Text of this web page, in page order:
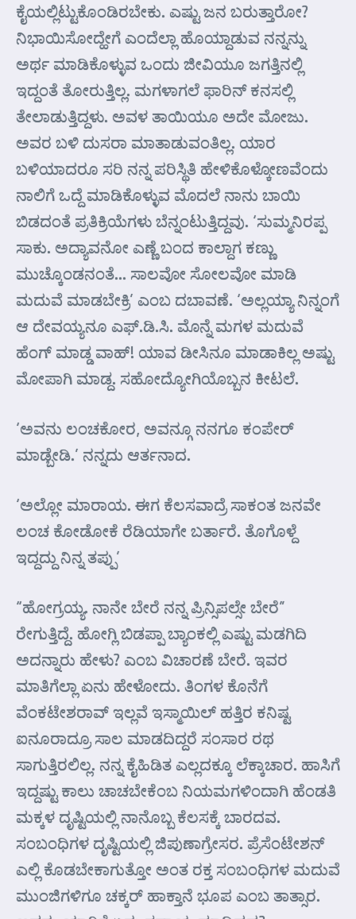
ಕೈಯಲ್ಲಿಟ್ಟುಕೊಂಡಿರಬೇಕು. ಎಷ್ಟು ಜನ ಬರುತ್ತಾರೋ?
ನಿಭಾಯಿಸೋದ್ಹೇಗೆ ಎಂದೆಲ್ಲಾ ಹೊಯ್ದಾಡುವ ನನ್ನನ್ನು
ಅರ್ಥ ಮಾಡಿಕೊಳ್ಳುವ ಒಂದು ಜೀವಿಯೂ ಜಗತ್ತಿನಲ್ಲಿ
ಇದ್ದಂತೆ ತೋರುತ್ತಿಲ್ಲ. ಮಗಳಾಗಲೆ ಫಾರಿನ್ ಕನಸಲ್ಲಿ
ತೇಲಾಡುತ್ತಿದ್ದಳು. ಅವಳ ತಾಯಿಯೂ ಅದೇ ಮೋಜು.
ಅವರ ಬಳಿ ದುಸರಾ ಮಾತಾಡುವಂತಿಲ್ಲ. ಯಾರ
ಬಳಿಯಾದರೂ ಸರಿ ನನ್ನ ಪರಿಸ್ಥಿತಿ ಹೇಳಿಕೊಳ್ಕೋಣವೆಂದು
ನಾಲಿಗೆ ಒದ್ದೆ ಮಾಡಿಕೊಳ್ಳುವ ಮೊದಲೆ ನಾನು ಬಾಯಿ
ಬಿಡದಂತೆ ಪ್ರತಿಕ್ರಿಯೆಗಳು ಬೆನ್ನಂಟುತ್ತಿದ್ದವು. ‘ಸುಮ್ಮನಿರಪ್ಪ
ಸಾಕು. ಅದ್ಯಾವನೋ ಎಣ್ಣೆ ಬಂದ ಕಾಲ್ದಾಗ ಕಣ್ಣು
ಮುಚ್ಕೊಂಡನಂತೆ… ಸಾಲವೋ ಸೋಲವೋ ಮಾಡಿ
ಮದುವೆ ಮಾಡಬೇಕ್ರಿ’ ಎಂಬ ದಬಾವಣೆ. ‘ಅಲ್ಲಯ್ಯಾ ನಿನ್ನಂಗೆ
ಆ ದೇವಯ್ಯನೂ ಎಫ್.ಡಿ.ಸಿ. ಮೊನ್ನೆ ಮಗಳ ಮದುವೆ
ಹೆಂಗ್ ಮಾಡ್ಡ ವಾಹ್! ಯಾವ ಡೀಸಿನೂ ಮಾಡಾಕಿಲ್ಲ ಅಷ್ಟು
ಮೋಪಾಗಿ ಮಾಡ್ದ. ಸಹೋದ್ಯೋಗಿಯೊಬ್ಬನ ಕೀಟಲೆ.
‘ಅವನು ಲಂಚಕೋರ, ಅವನ್ಗೂ ನನಗೂ ಕಂಪೇರ್
ಮಾಡ್ಬೇಡಿ.’ ನನ್ನದು ಆರ್ತನಾದ.
‘ಅಲ್ಲೋ ಮಾರಾಯ. ಈಗ ಕೆಲಸವಾದ್ರೆ ಸಾಕಂತ ಜನವೇ
ಲಂಚ ಕೋಡೋಕೆ ರೆಡಿಯಾಗೇ ಬರ್ತಾರೆ. ತೊಗೊಳ್ದೆ
ಇದ್ದದ್ದು ನಿನ್ನ ತಪ್ಪು’
“ಹೋಗ್ರಯ್ಯ. ನಾನೇ ಬೇರೆ ನನ್ನ ಪ್ರಿನ್ಸಿಪಲ್ಸೇ ಬೇರೆ”
ರೇಗುತ್ತಿದ್ದೆ. ಹೋಗ್ಲಿ ಬಿಡಪ್ಪಾ ಬ್ಯಾಂಕಲ್ಲಿ ಎಷ್ಟು ಮಡಗಿದಿ
ಅದನ್ನಾರು ಹೇಳು? ಎಂಬ ವಿಚಾರಣೆ ಬೇರೆ. ಇವರ
ಮಾತಿಗೆಲ್ಲಾ ಏನು ಹೇಳೋದು. ತಿಂಗಳ ಕೊನೆಗೆ
ವೆಂಕಟೇಶರಾವ್ ಇಲ್ಲವೆ ಇಸ್ಮಾಯಿಲ್ ಹತ್ತಿರ ಕನಿಷ್ಟ
ಐನೂರಾದ್ರೂ ಸಾಲ ಮಾಡದಿದ್ದರೆ ಸಂಸಾರ ರಥ
ಸಾಗುತ್ತಿರಲಿಲ್ಲ. ನನ್ನ ಕೈಹಿಡಿತ ಎಲ್ಲದಕ್ಕೂ ಲೆಕ್ಕಾಚಾರ. ಹಾಸಿಗೆ
ಇದ್ದಷ್ಟು ಕಾಲು ಚಾಚಬೇಕೆಂಬ ನಿಯಮಗಳಿಂದಾಗಿ ಹೆಂಡತಿ
ಮಕ್ಕಳ ದೃಷ್ಟಿಯಲ್ಲಿ ನಾನೊಬ್ಬ ಕೆಲಸಕ್ಕೆ ಬಾರದವ.
ಸಂಬಂಧಿಗಳ ದೃಷ್ಟಿಯಲ್ಲಿ ಜಿಪುಣಾಗ್ರೇಸರ. ಪ್ರೆಸೆಂಟೇಶನ್
ಎಲ್ಲಿ ಕೊಡಬೇಕಾಗುತ್ತೋ ಅಂತ ರಕ್ತ ಸಂಬಂಧಿಗಳ ಮದುವೆ
ಮುಂಜಿಗಳಿಗೂ ಚಕ್ಕರ್ ಹಾಕ್ತಾನೆ ಭೂಪ ಎಂಬ ತಾತ್ಸಾರ.